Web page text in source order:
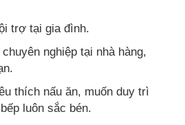
trợ tại gia đình.
nghiệp tại nhà hàng,
thích nấu ăn, muốn duy trì
luôn sắc bén.